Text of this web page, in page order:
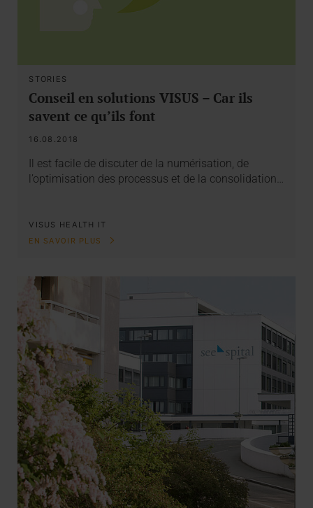
STORIES
Conseil en solutions VISUS – Car ils
savent ce qu’ils font
16.08.2018
Il est facile de discuter de la numérisation, de
l’optimisation des processus et de la consolidation…
VISUS HEALTH IT
EN SAVOIR PLUS